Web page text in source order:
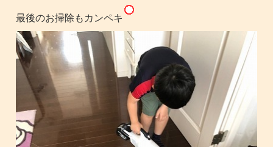
最後のお掃除もカンペキ